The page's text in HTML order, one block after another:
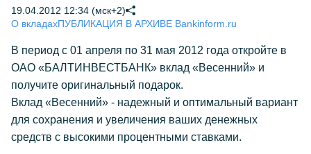
19.04.2012 12:34 (мск+2)
О вкладахПУБЛИКАЦИЯ В АРХИВЕ Bankinform.ru
В период с 01 апреля по 31 мая 2012 года откройте в
ОАО «БАЛТИНВЕСТБАНК» вклад «Весенний» и
получите оригинальный подарок.
Вклад «Весенний» - надежный и оптимальный вариант
для сохранения и увеличения ваших денежных
средств с высокими процентными ставками.